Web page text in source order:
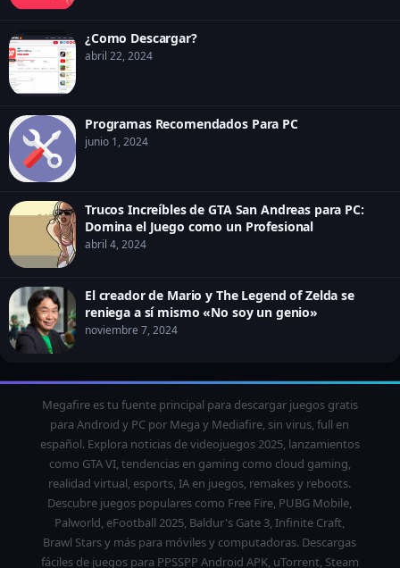
¿Como Descargar?
abril 22, 2024
Programas Recomendados Para PC
junio 1, 2024
Trucos Increíbles de GTA San Andreas para PC:
Domina el Juego como un Profesional
abril 4, 2024
El creador de Mario y The Legend of Zelda se
reniega a sí mismo «No soy un genio»
noviembre 7, 2024
Megafire es tu fuente principal para descargar juegos gratis
para Android y PC por Mega y Mediafire, sin virus, full en
español. Explora noticias de videojuegos 2025, lanzamientos
como GTA VI, tendencias en gaming como cloud gaming,
realidad virtual, esports, IA en juegos, remakes y reboots.
Descubre juegos populares como Free Fire, PUBG Mobile,
Palworld, eFootball 2025, Baldur's Gate 3, Infinite Craft,
Brawl Stars y más para móviles y computadoras. Descargas
fáciles de juegos para PPSSPP Android APK, uTorrent, Steam